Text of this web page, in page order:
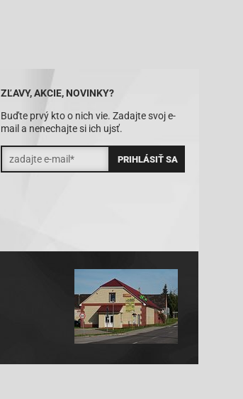
ZĽAVY, AKCIE, NOVINKY?
Buďte prvý kto o nich vie. Zadajte svoj e-
mail a nenechajte si ich ujsť.